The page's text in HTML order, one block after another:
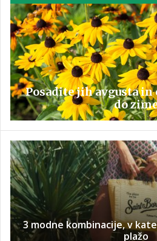
Posadite jih avgusta in
do
3 modne kombinacije, v
plažo